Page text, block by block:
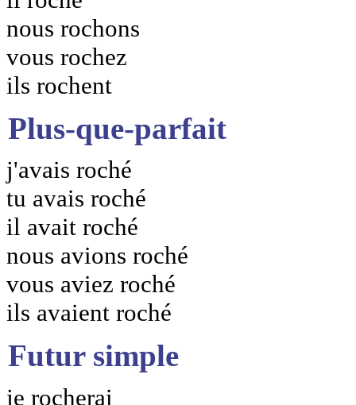
nous rochons
vous rochez
ils rochent
Plus-que-parfait
j'avais roché
tu avais roché
il avait roché
nous avions roché
vous aviez roché
ils avaient roché
Futur simple
je rocherai